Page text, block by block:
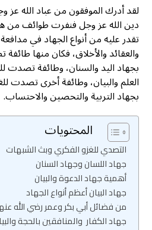
لقد أدرك الموفقون من عباد الله
دين الله عز وجل فنفرت طوائف من
تقدر عليه من أنواع الجهاد في
والعقائد والأخلاق، فكان منها
بجهاد اليد والسنان، وطائفة تصدت
العلم والبيان، وطائفة أخرى تصدت
بجهاد التربية والتحصين والاحتساب.
المحتويات
التصدي للغزو الفكري وبث الشبهات
جهاد اللسان وجهاد السنان
أهمية جهاد الدعوة والبيان
جهاد البيان أعظم أنواع الجهاد
من فضائل أبي بكر وعمر رضي الله
جهاد الكفار والمنافقين بالحجة